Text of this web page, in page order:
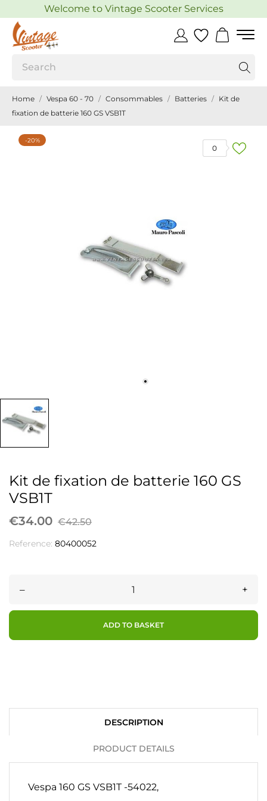
Welcome to Vintage Scooter Services
Home Vespa 60 - 70 Consommables Batteries
Kit de
fixation de batterie 160 GS VSB1T
0
-20%
Kit de fixation de batterie 160 GS
VSB1T
€34.00 €42.50
Reference: 80400052
– +
ADD TO BASKET
DESCRIPTION
PRODUCT DETAILS
Vespa 160 GS VSB1T -54022,